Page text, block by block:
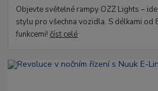
Objevte světelné rampy OZZ Lights –
stylu pro všechna vozidla. S délkami od
funkcemi!číst celé